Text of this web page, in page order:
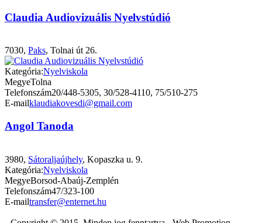
Claudia Audiovizuális Nyelvstúdió
7030, Paks, Tolnai út 26.
Kategória:Nyelviskola
MegyeTolna
Telefonszám20/448-5305, 30/528-4110, 75/510-275
E-mailklaudiakovesdi@gmail.com
Angol Tanoda
3980, Sátoraljaújhely, Kopaszka u. 9.
Kategória:Nyelviskola
MegyeBorsod-Abaúj-Zemplén
Telefonszám47/323-100
E-mailtransfer@enternet.hu